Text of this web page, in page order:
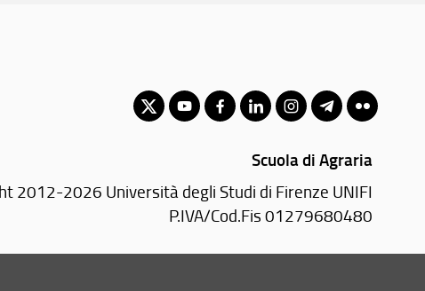
Scuola di Agraria
2012-2026 Università degli Studi di Firenze UNIFI
P.IVA/Cod.Fis 01279680480